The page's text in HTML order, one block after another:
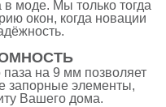
в моде. Мы только тогда
окон, когда новации
на 9 мм позволяет
запорные элементы,
Вашего дома.